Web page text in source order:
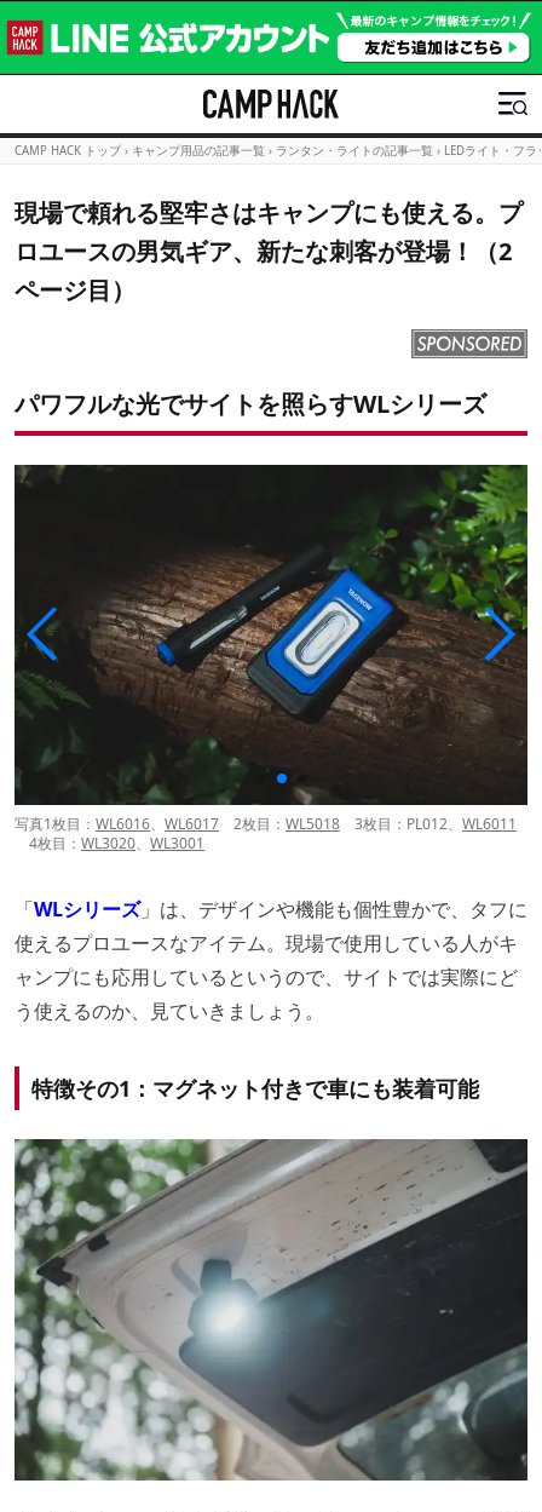
CAMP HACK トップ › キャンプ用品の記事一覧 › ランタン・ライトの記事一覧 › LEDライト・フ
現場で頼れる堅牢さはキャンプにも使える。プ
ロユースの男気ギア、新たな刺客が登場！（2
ページ目）
パワフルな光でサイトを照らすWLシリーズ
写真1枚目： WL6016、 WL6017 2枚目： WL5018 3枚目：PL012、 WL6011
4枚目： WL3020、 WL3001
「WLシリーズ」は、デザインや機能も個性豊かで、タフに
使えるプロユースなアイテム。現場で使用している人がキ
ャンプにも応用しているというので、サイトでは実際にど
う使えるのか、見ていきましょう。
特徴その1：マグネット付きで車にも装着可能